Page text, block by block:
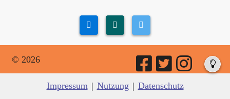
© 2026
Impressum | Nutzung | Datenschutz